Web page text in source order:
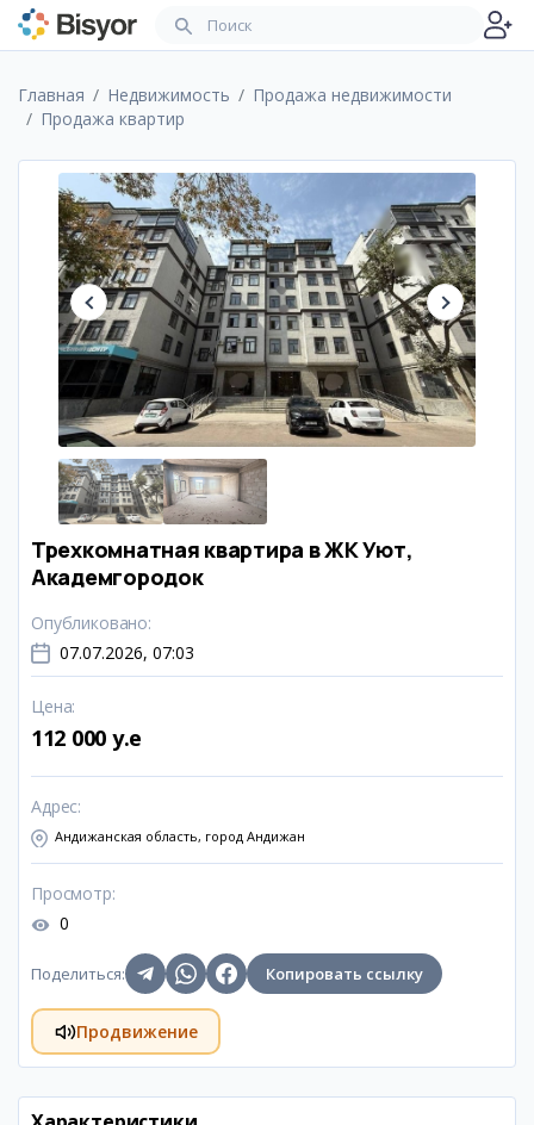
Главная Недвижимость
Продажа недвижимости
Продажа квартир
Трехкомнатная квартира в ЖК Уют,
Академгородок
Опубликовано:
07.07.2026, 07:03
Цена:
112 000 y.e
Адрес:
Андижанская область, город Андижан
Просмотр:
0
Поделиться: Копировать ссылку
Продвижение